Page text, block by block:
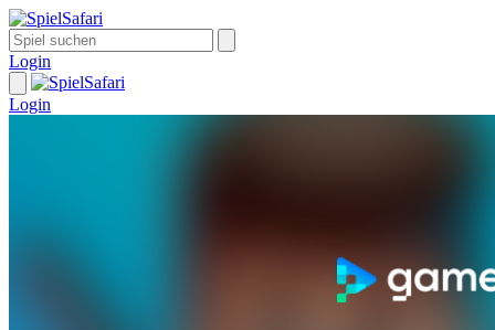
Login
Login